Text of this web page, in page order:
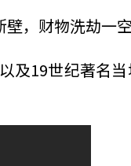
，财物洗劫一
及19世纪著名